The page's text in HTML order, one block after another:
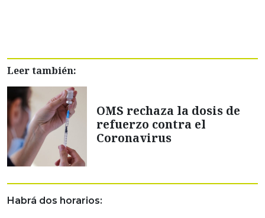
Leer también:
OMS rechaza la dosis de
refuerzo contra el
Coronavirus
Habrá dos horarios: